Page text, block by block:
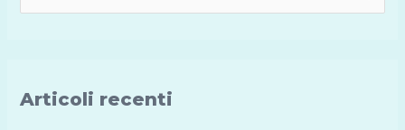
e
Articoli recenti